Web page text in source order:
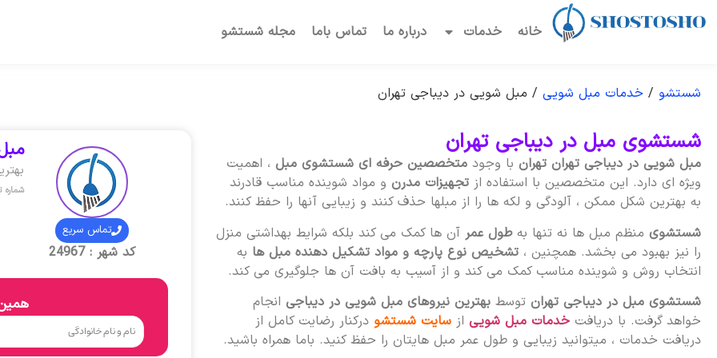
خانه خدمات درباره ما تماس باما مجله شستشو
شستشو / خدمات مبل شویی / مبل شویی در دیباجی تهران
شستشوی مبل در دیباجی تهران
مبل شویی در دیباجی تهران تهران با وجود متخصصین حرفه ای شستشوی مبل ، اهمیت
ویژه ای دارد. این متخصصین با استفاده از تجهیزات مدرن و مواد شوینده مناسب قادرند
به بهترین شکل ممکن ، آلودگی و لکه ها را از مبلها حذف کنند و زیبایی آنها را حفظ کنند.
شستشوی منظم مبل ها نه تنها بهطول عمر آن ها کمک می کند بلکه شرایط بهداشتی منزل
را نیز بهبود می بخشد. همچنین ، تشخیص نوع پارچه و مواد تشکیل دهنده مبل ها به
انتخاب روش و شوینده مناسب کمک می کند و از آسیب به بافت آن ها جلوگیری می کند.
شستشوی مبل در دیباجی تهران توسط بهترین نیروهای مبل شویی در دیباجی انجام
خواهد گرفت. با دریافت خدمات مبل شویی از سایت شستشو درکنار رضایت کامل از
دریافت خدمات ، میتوانید زیبایی و طول عمر مبل هایتان را حفظ کنید. باما همراه باشید.
تماس سریع
کد شهر : 24967
شماره